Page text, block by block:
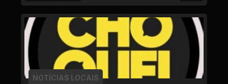
NOTÍCIAS LOCAIS